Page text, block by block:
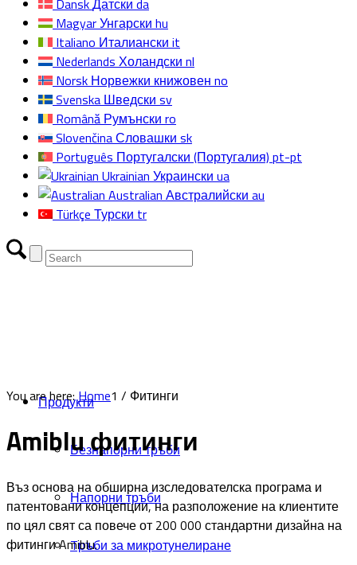
DanskДатски da
MagyarУнгарски hu
Italiano Италиански it
Nederlands Холандски nl
Norsk Норвежки книжовен no
Svenska Шведски sv
Română Румънски ro
SlovenčinaСловашки sk
Português Португалски (Португалия) pt-pt
Ukrainian Украински ua
Australian Австралийски au
Türkçe Турски tr
Продукти
Безнапорни тръби
Напорни тръби
Tръби за микротунелиране
You are here: Home1 / Фитинги
Amiblu фитинги
Въз основа на обширна изследователска програма и
патентовани концепции, на разположение на клиентите
по цял свят са повече от 200 000 стандартни дизайна на
фитинги Amiblu.